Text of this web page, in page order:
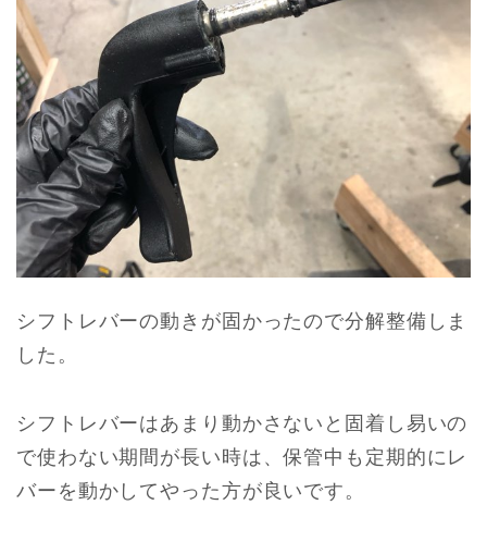
シフトレバーの動きが固かったので分解整備しま
した。
シフトレバーはあまり動かさないと固着し易いの
で使わない期間が長い時は、保管中も定期的にレ
バーを動かしてやった方が良いです。